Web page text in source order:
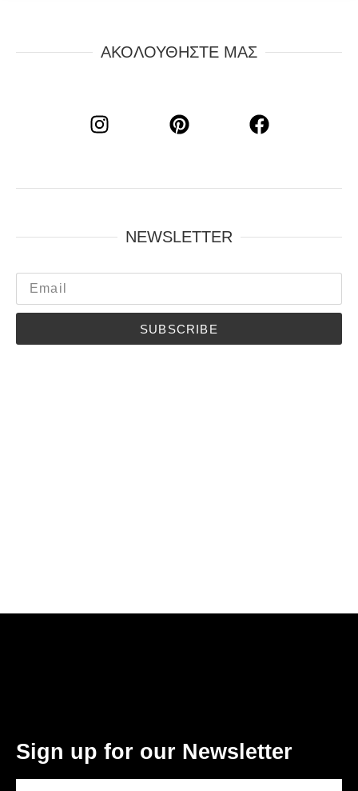
ΑΚΟΛΟΥΘΗΣΤΕ ΜΑΣ
NEWSLETTER
SUBSCRIBE
Sign up for our Newsletter